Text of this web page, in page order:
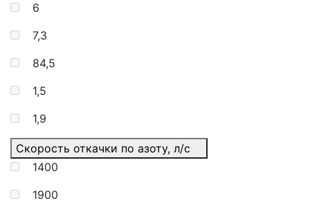
6
7,3
84,5
1,5
1,9
Скорость откачки по азоту, л/с
1400
1900